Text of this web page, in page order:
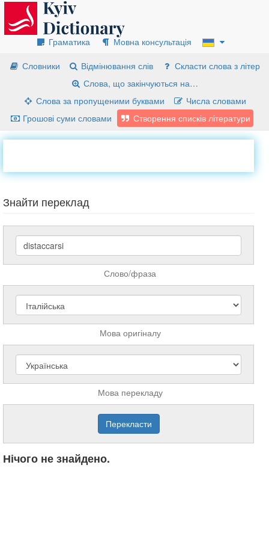
Граматика
Мовна консультація
Словники
Відмінювання слів
Скласти слова з літер
Слова, що закінчуються на…
Слова за пропущеними буквами
Числа словами
Грошові суми словами
Створення списків літератури
Знайти переклад
Слово/фраза
Мова оригіналу
Мова перекладу
Нічого не знайдено.